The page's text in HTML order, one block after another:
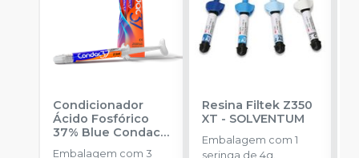
Condicionador
Ácido Fosfórico
37% Blue Condac-
FGM
Embalagem com 3
Resina Filtek Z350
XT - SOLVENTUM
Embalagem com 1
seringa de 4g.